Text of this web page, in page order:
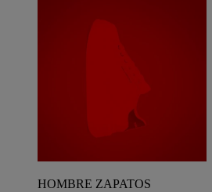
HOMBRE ZAPATOS